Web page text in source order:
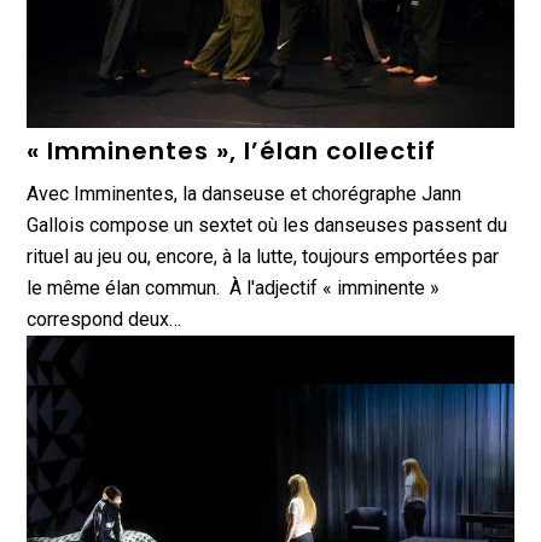
« Imminentes », l’élan collectif
Avec Imminentes, la danseuse et chorégraphe Jann
Gallois compose un sextet où les danseuses passent du
rituel au jeu ou, encore, à la lutte, toujours emportées par
le même élan commun. À l'adjectif « imminente »
correspond deux…